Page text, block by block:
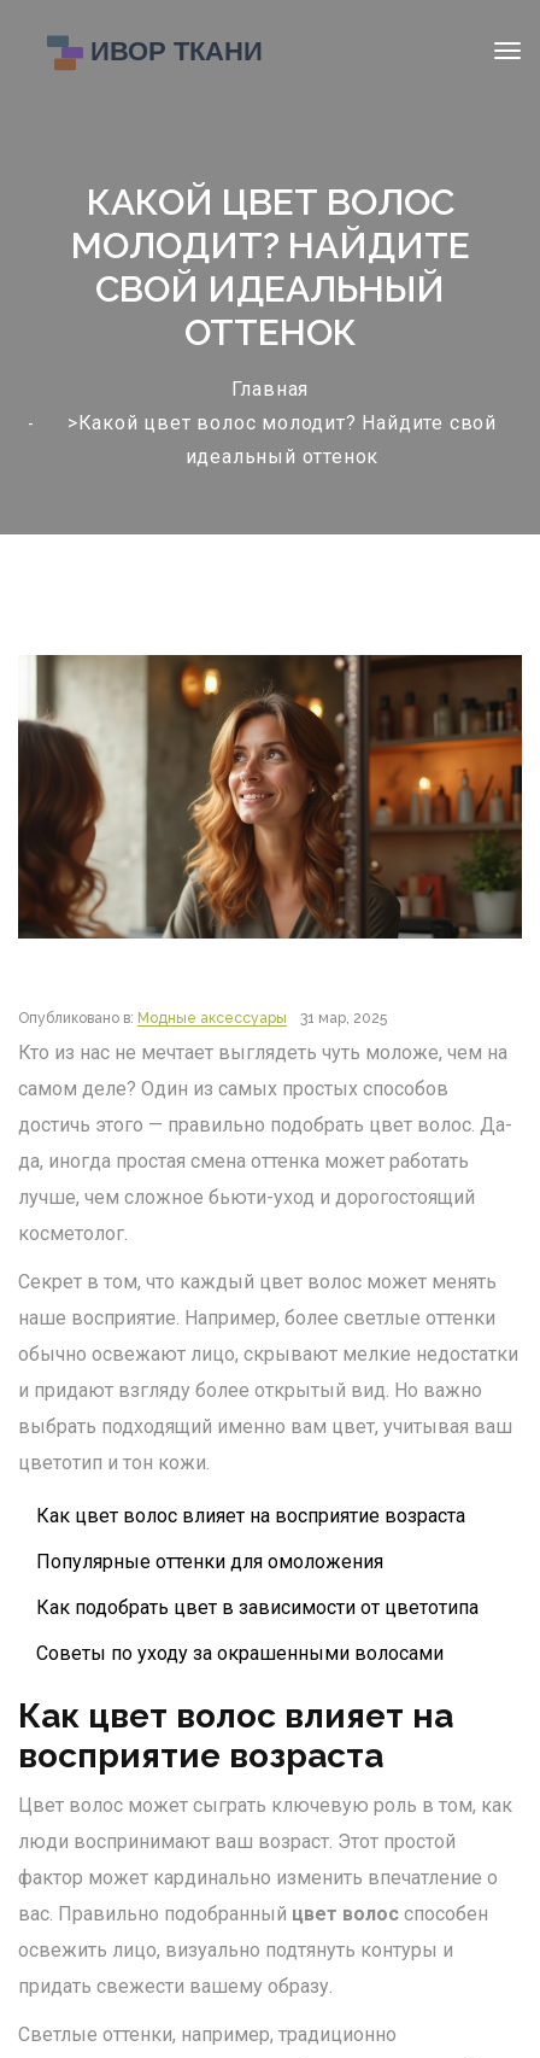
КАКОЙ ЦВЕТ ВОЛОС
МОЛОДИТ? НАЙДИТЕ
СВОЙ ИДЕАЛЬНЫЙ
ОТТЕНОК
Главная
>Какой цвет волос молодит? Найдите свой
идеальный оттенок
Опубликовано в: Модные аксессуары 31 мар, 2025
Кто из нас не мечтает выглядеть чуть моложе, чем на
самом деле? Один из самых простых способов
достичь этого — правильно подобрать цвет волос. Да-
да, иногда простая смена оттенка может работать
лучше, чем сложное бьюти-уход и дорогостоящий
косметолог.
Секрет в том, что каждый цвет волос может менять
наше восприятие. Например, более светлые оттенки
обычно освежают лицо, скрывают мелкие недостатки
и придают взгляду более открытый вид. Но важно
выбрать подходящий именно вам цвет, учитывая ваш
цветотип и тон кожи.
Как цвет волос влияет на восприятие возраста
Популярные оттенки для омоложения
Как подобрать цвет в зависимости от цветотипа
Советы по уходу за окрашенными волосами
Как цвет волос влияет на
восприятие возраста
Цвет волос может сыграть ключевую роль в том, как
люди воспринимают ваш возраст. Этот простой
фактор может кардинально изменить впечатление о
вас. Правильно подобранный цвет волос способен
освежить лицо, визуально подтянуть контуры и
придать свежести вашему образу.
Светлые оттенки, например, традиционно